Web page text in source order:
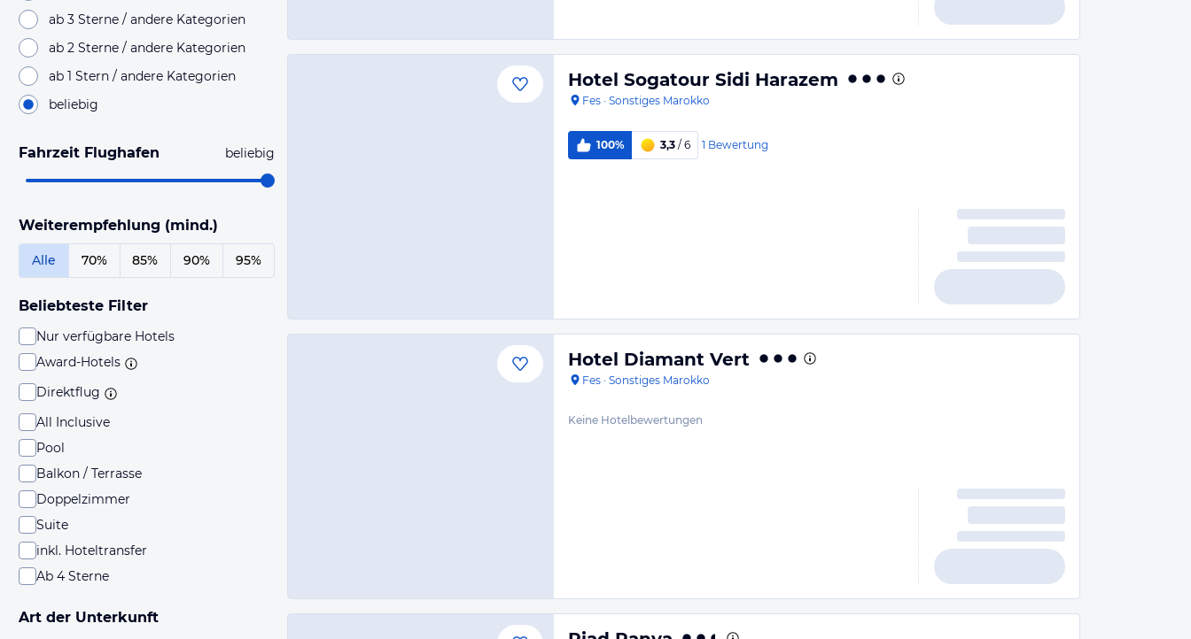
ab 3 Sterne / andere Kategorien
ab 2 Sterne / andere Kategorien
ab 1 Stern / andere Kategorien
beliebig
Fahrzeit Flughafen beliebig
Weiterempfehlung (mind.)
Alle 70% 85% 90% 95%
Beliebteste Filter
Nur verfügbare Hotels
Award-Hotels
Direktflug
All Inclusive
Pool
Balkon / Terrasse
Doppelzimmer
Suite
inkl. Hoteltransfer
Ab 4 Sterne
Art der Unterkunft
Hotel Sogatour Sidi Harazem
Fes · Sonstiges Marokko
100% 3,3 / 6 1 Bewertung
Hotel Diamant Vert
Fes · Sonstiges Marokko
Keine Hotelbewertungen